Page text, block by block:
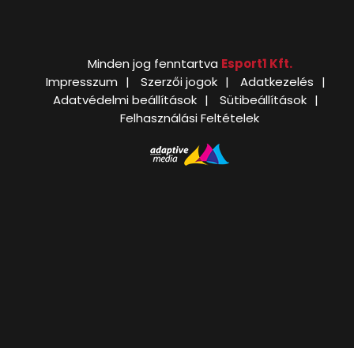
Minden jog fenntartva Esport1 Kft.
Impresszum
Szerzői jogok
Adatkezelés
Adatvédelmi beállítások
Sütibeállítások
Felhasználási Feltételek